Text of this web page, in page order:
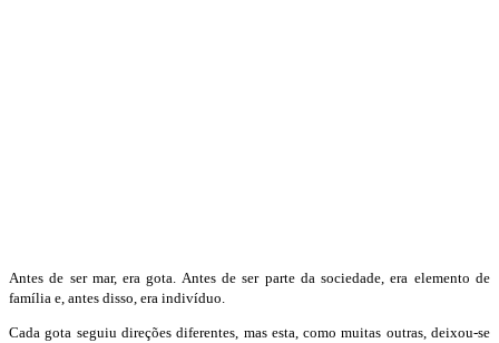
Antes de ser mar, era gota. Antes de ser parte da sociedade, era elemento de
família e, antes disso, era indivíduo.
Cada gota seguiu direções diferentes, mas esta, como muitas outras, deixou-se